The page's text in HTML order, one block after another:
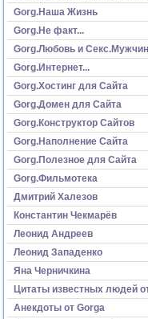
Gorg.Наша Жизнь
Gorg.Не факт...
Gorg.Любовь и
Gorg.Интернет...
Gorg.Хостинг для Сайта
Gorg.Домен для Сайта
Gorg.Конструктор Сайтов
Gorg.Наполнение Сайта
Gorg.Полезное для Сайта
Gorg.Фильмотека
Дмитрий Халезов
Константин Чекмарёв
Леонид Андреев
Леонид Западенко
Яна Черничкина
Цитаты известных людей
Анекдоты от Gorga